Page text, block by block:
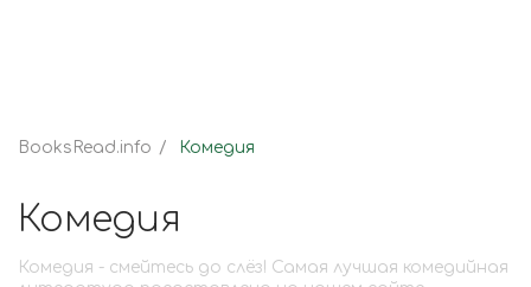
BooksRead.info Комедия
Комедия
Комедия - смейтесь до слёз! Самая лучшая комедийная